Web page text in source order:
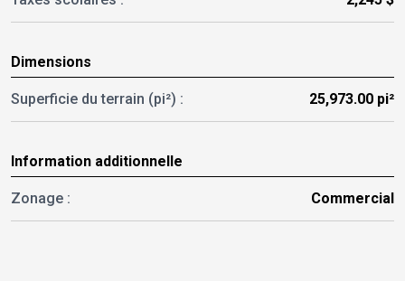
Dimensions
Superficie du terrain (pi²) : 25,973.00 pi²
Information additionnelle
Zonage : Commercial